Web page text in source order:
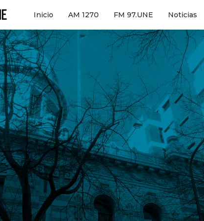
Inicio AM 1270 FM 97.UNE Noticias